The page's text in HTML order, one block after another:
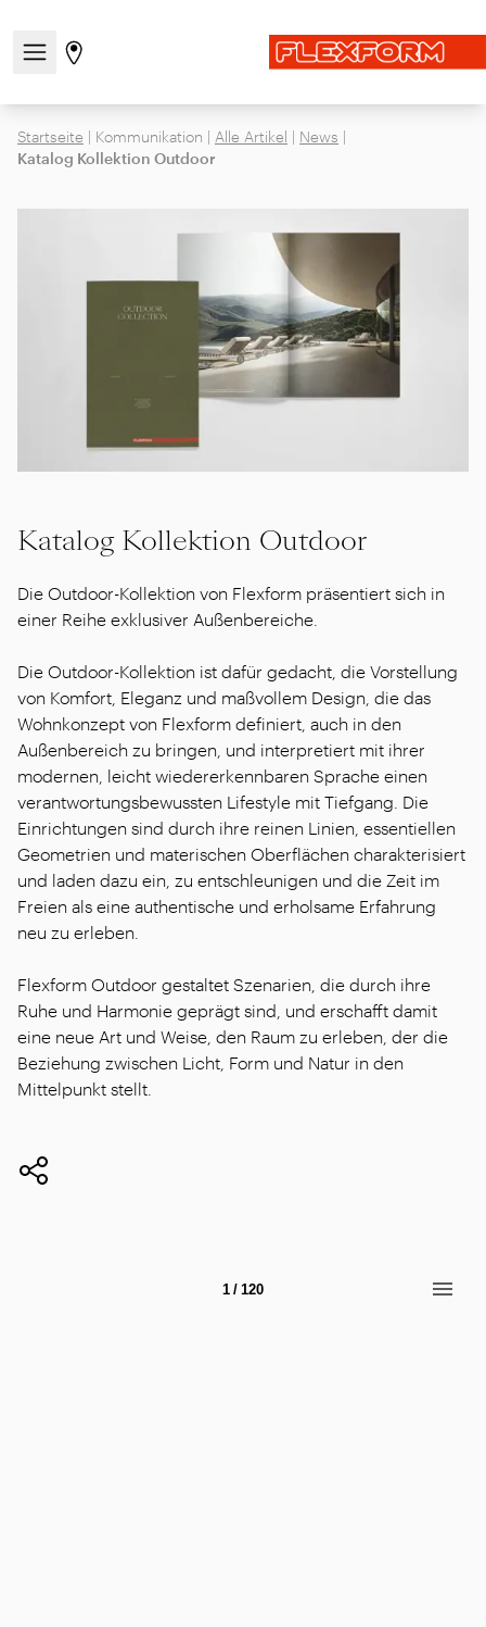
Navigationsmenü öffnen / schließen
Gehen Sie zur Store-Seite
Startseite | Kommunikation | Alle Artikel | News |
Katalog Kollektion Outdoor
Katalog Kollektion Outdoor
Die Outdoor-Kollektion von Flexform präsentiert sich in
einer Reihe exklusiver Außenbereiche.
Die Outdoor-Kollektion ist dafür gedacht, die Vorstellung
von Komfort, Eleganz und maßvollem Design, die das
Wohnkonzept von Flexform definiert, auch in den
Außenbereich zu bringen, und interpretiert mit ihrer
modernen, leicht wiedererkennbaren Sprache einen
verantwortungsbewussten Lifestyle mit Tiefgang. Die
Einrichtungen sind durch ihre reinen Linien, essentiellen
Geometrien und materischen Oberflächen charakterisiert
und laden dazu ein, zu entschleunigen und die Zeit im
Freien als eine authentische und erholsame Erfahrung
neu zu erleben.
Flexform Outdoor gestaltet Szenarien, die durch ihre
Ruhe und Harmonie geprägt sind, und erschafft damit
eine neue Art und Weise, den Raum zu erleben, der die
Beziehung zwischen Licht, Form und Natur in den
Mittelpunkt stellt.